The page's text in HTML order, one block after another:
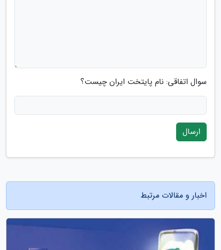
سوال اتفاقی: نام پایتخت ایران چیست؟
ارسال
اخبار و مقالات مرتبط